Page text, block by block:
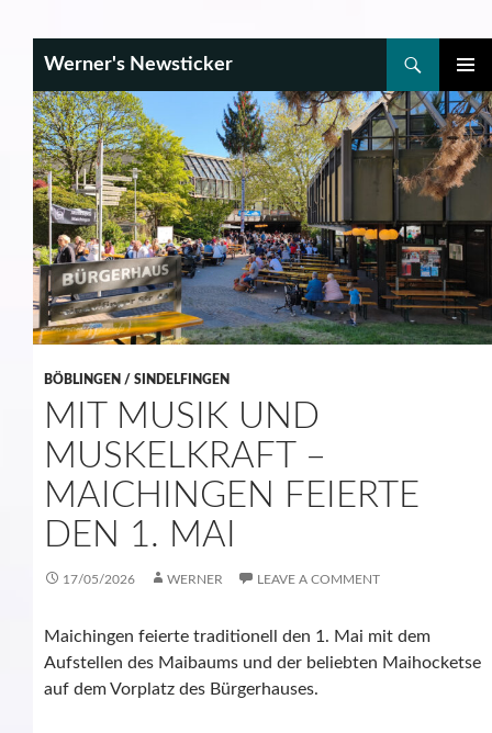
Werner's Newsticker
MENU
TO
CONTENT
BÖBLINGEN / SINDELFINGEN
MIT MUSIK UND
MUSKELKRAFT –
MAICHINGEN FEIERTE
DEN 1. MAI
17/05/2026 WERNER LEAVE A COMMENT
Maichingen feierte traditionell den 1. Mai mit dem
Aufstellen des Maibaums und der beliebten Maihocketse
auf dem Vorplatz des Bürgerhauses.